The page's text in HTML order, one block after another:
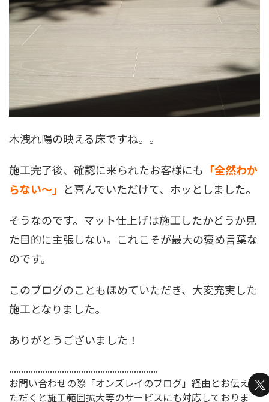
木洩れ陽の映える床ですね。。
施工完了後、確認に来られたお客様にも 「全然わか
らない〜」 と喜んでいただけて、ホッとしました。
そうなのです。マット仕上げは施工したかどうか見
た目的に主張しない。これこそが最大の褒め言葉な
のです。
このブログのこともほめていただき、大変充実した
施工となりました。
ありがとうございました！
..............................................................
お問い合わせの際「オンズレイのブログ」経由とお伝えい
ただくと施工範囲拡大等のサービスにも対応しておりま